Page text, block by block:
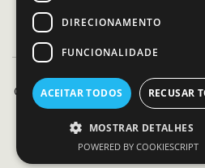
©2020 - 2026 MCS - Mob Crew
DIRECIONAMENTO
FUNCIONALIDADE
ACEITAR TODOS RECUSAR
MOSTRAR DETALHES
POWERED BY COOKIESCRIPT